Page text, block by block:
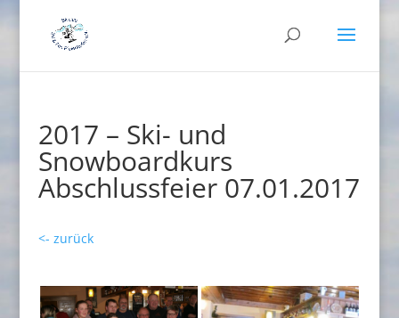
2017 – Ski- und
Snowboardkurs
Abschlussfeier 07.01.2017
<- zurück